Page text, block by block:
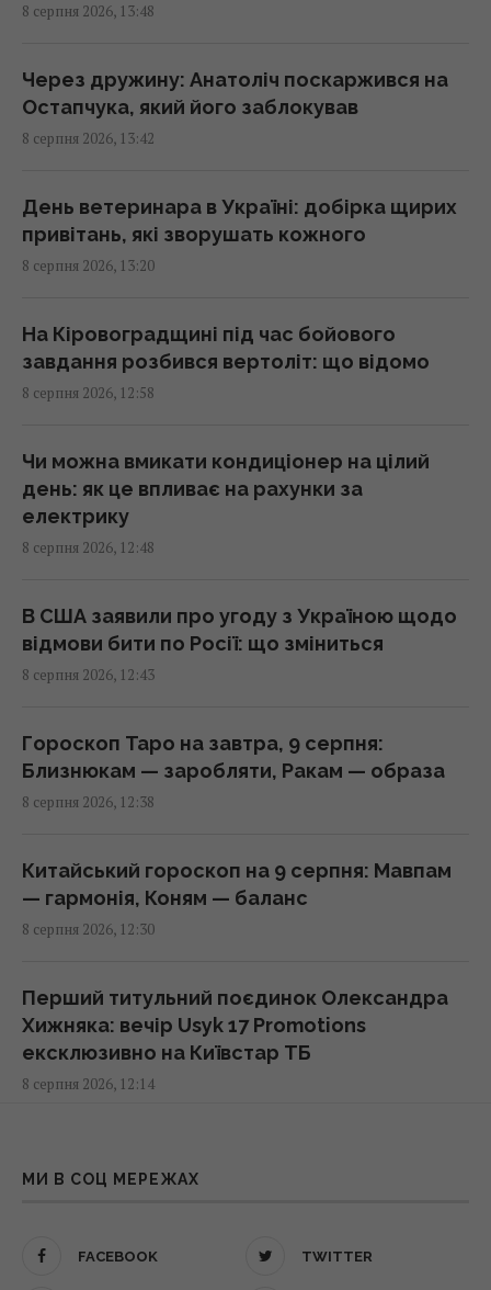
господині розповіли, для чого це потрібно
13:00 субота, 08 серпня 2026
названо найпопулярнішого автовиробника
у світі
12:51 субота, 08 серпня 2026
Ви неправильно заряджаєте смартфон: 6
популярних міфів, які давно розвінчали
12:50 субота, 08 серпня 2026
Усього 6 штук на день: вчені назвали
сухофрукт, який може здивувати своєю
користю
12:42 субота, 08 серпня 2026
Ротару не змирилася з пенсією у 6 тисяч
гривень і пішла в суд
12:27 субота, 08 серпня 2026
У Кіровоградській області розбився
бойовий вертоліт: що відомо
12:17 субота, 08 серпня 2026
США раптово звільнили генерала, що
командував військами у Європі
12:13 субота, 08 серпня 2026
Навіщо досвідчені господині кладуть
фольгу в холодильник: простий домашній
лайфхак
11:59 субота, 08 серпня 2026
США купила ціле село в Іспанії за ціною
8 серпня 2026, 13:48
Через дружину: Анатоліч поскаржився на
Остапчука, який його заблокував
8 серпня 2026, 13:42
День ветеринара в Україні: добірка щирих
привітань, які зворушать кожного
8 серпня 2026, 13:20
На Кіровоградщині під час бойового
завдання розбився вертоліт: що відомо
8 серпня 2026, 12:58
Чи можна вмикати кондиціонер на цілий
день: як це впливає на рахунки за
електрику
8 серпня 2026, 12:48
В США заявили про угоду з Україною щодо
відмови бити по Росії: що зміниться
8 серпня 2026, 12:43
Гороскоп Таро на завтра, 9 серпня:
Близнюкам — заробляти, Ракам — образа
8 серпня 2026, 12:38
Китайський гороскоп на 9 серпня: Мавпам
— гармонія, Коням — баланс
8 серпня 2026, 12:30
Перший титульний поєдинок Олександра
Хижняка: вечір Usyk 17 Promotions
ексклюзивно на Київстар ТБ
8 серпня 2026, 12:14
розкрили ідеальний час
МИ В СОЦ МЕРЕЖАХ
FACEBOOK TWITTER